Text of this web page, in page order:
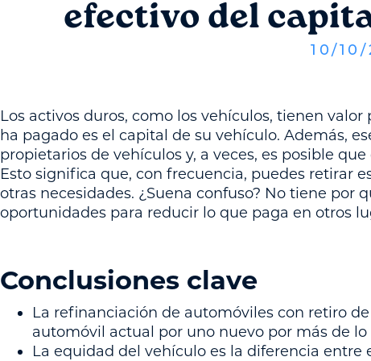
efectivo del
10/ 10 /
Los activos duros, como los vehículos, tienen
ha pagado es el capital de su vehículo. Además,
propietarios de vehículos y, a veces, es posible
Esto significa que, con frecuencia, puedes retirar
otras necesidades. ¿Suena confuso? No tiene por
oportunidades para reducir lo que paga en otros
Conclusiones clave
La refinanciación de automóviles con retiro
automóvil actual por uno nuevo por más de
La equidad del vehículo es la diferencia